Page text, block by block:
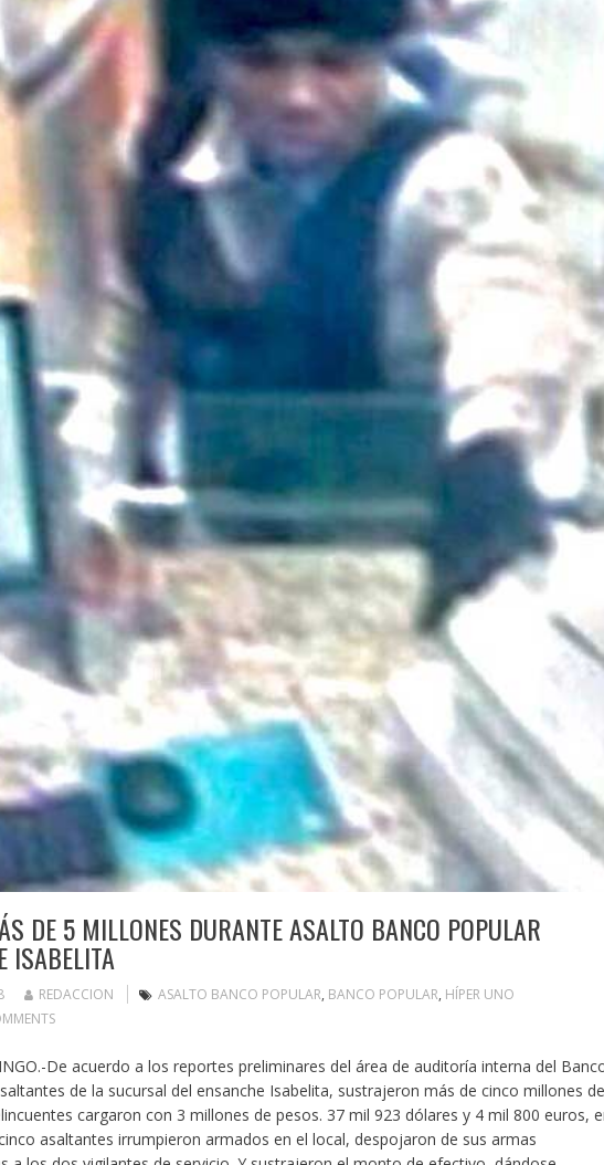
DE 5 MILLONES DURANTE ASALTO BANCO POPULAR
ISABELITA
REDACCION ASALTO BANCO POPULAR, BANCO POPULAR, HÍPER UNO
De acuerdo a los reportes preliminares del área de auditoría interna del
de la sucursal del ensanche Isabelita, sustrajeron más de cinco millones de
cargaron con 3 millones de pesos. 37 mil 923 dólares y 4 mil 800 euros,
asaltantes irrumpieron armados en el local, despojaron de sus armas